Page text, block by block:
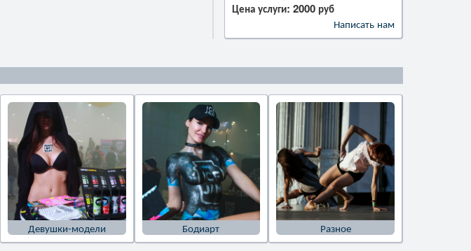
Цена услуги: 2000 руб
Написать нам
Девушки-модели Бодиарт Разное